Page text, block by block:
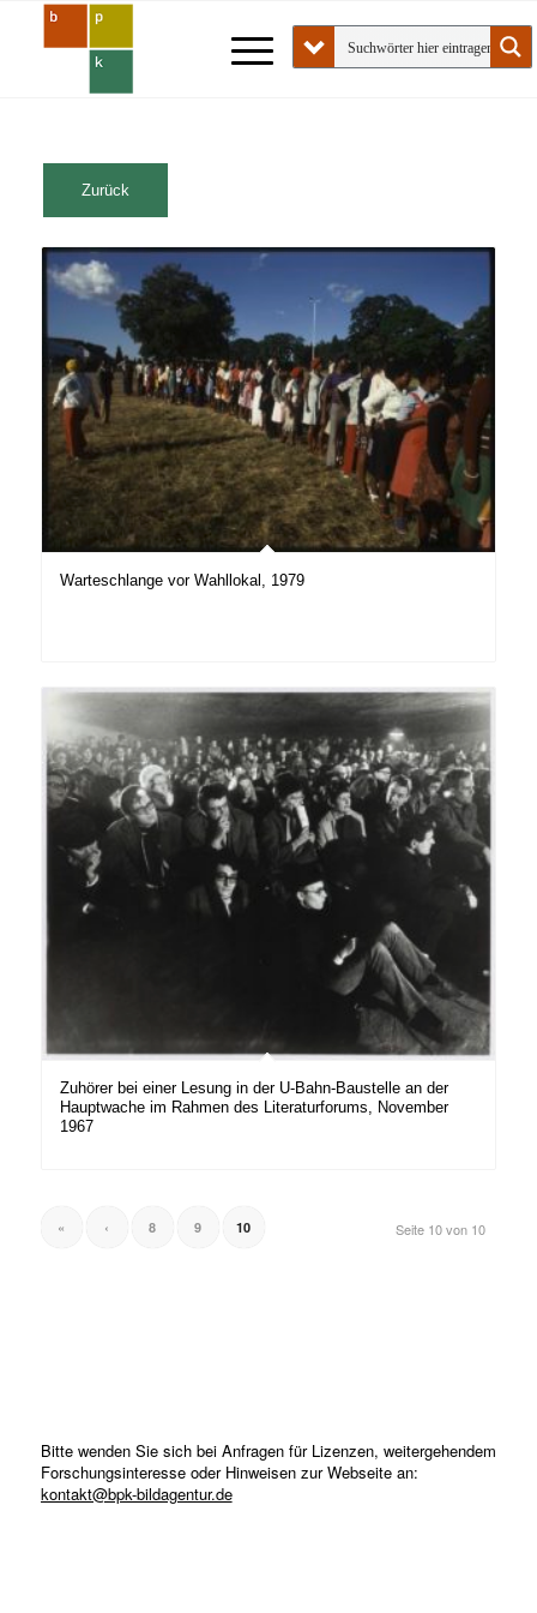
Warteschlange vor Wahllokal, 1979
Zuhörer bei einer Lesung in der U-Bahn-Baustelle an der
Hauptwache im Rahmen des Literaturforums, November
1967
Seite 10 von 10
« ‹ 8 9 10
Bitte wenden Sie sich bei Anfragen für Lizenzen, weitergehendem
Forschungsinteresse oder Hinweisen zur Webseite an:
kontakt@bpk-bildagentur.de